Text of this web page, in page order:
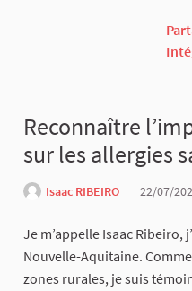
Reconnaître
sur les allergies
Isaac RIBEIRO 22/07/
Je m’appelle Isaac Ribeiro,
Nouvelle-Aquitaine.
zones rurales, je suis